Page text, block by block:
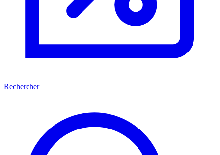
Rechercher